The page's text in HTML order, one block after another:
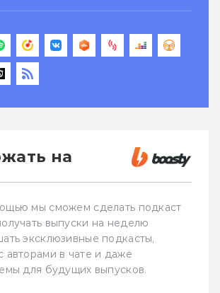
на
мы сможем сделать подкаст
выпуски на неделю
эксклюзивные подкасты,
авторами в чате и даже
для будущих выпусков.